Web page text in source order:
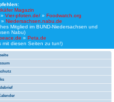
Magazin
» Vier-pfoten.de/» Foodwatch.org
» Niedersachsen.nabu.de
Mitglied im BUND-Niedersachsen und
Nabu)
» Peta.de
mit diesen Seiten zu tun!)